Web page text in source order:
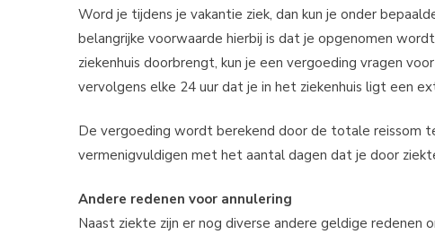
Word je tijdens je vakantie ziek, dan kun je onder
belangrijke voorwaarde hierbij is dat je opgenomen
ziekenhuis doorbrengt, kun je een vergoeding vragen
vervolgens elke 24 uur dat je in het ziekenhuis ligt een
De vergoeding wordt berekend door de totale reissom
vermenigvuldigen met het aantal dagen dat je door
Andere redenen voor annulering
Naast ziekte zijn er nog diverse andere geldige redenen